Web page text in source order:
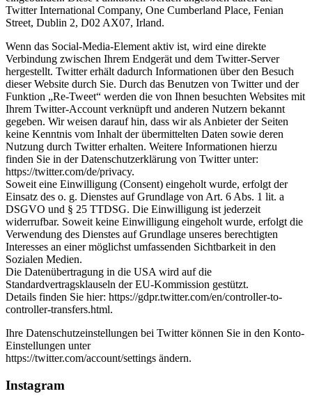
Twitter International Company, One Cumberland Place, Fenian
Street, Dublin 2, D02 AX07, Irland.
Wenn das Social-Media-Element aktiv ist, wird eine direkte
Verbindung zwischen Ihrem Endgerät und dem Twitter-Server
hergestellt. Twitter erhält dadurch Informationen über den Besuch
dieser Website durch Sie. Durch das Benutzen von Twitter und der
Funktion „Re-Tweet“ werden die von Ihnen besuchten Websites mit
Ihrem Twitter-Account verknüpft und anderen Nutzern bekannt
gegeben. Wir weisen darauf hin, dass wir als Anbieter der Seiten
keine Kenntnis vom Inhalt der übermittelten Daten sowie deren
Nutzung durch Twitter erhalten. Weitere Informationen hierzu
finden Sie in der Datenschutzerklärung von Twitter unter:
https://twitter.com/de/privacy.
Soweit eine Einwilligung (Consent) eingeholt wurde, erfolgt der
Einsatz des o. g. Dienstes auf Grundlage von Art. 6 Abs. 1 lit. a
DSGVO und § 25 TTDSG. Die Einwilligung ist jederzeit
widerrufbar. Soweit keine Einwilligung eingeholt wurde, erfolgt die
Verwendung des Dienstes auf Grundlage unseres berechtigten
Interesses an einer möglichst umfassenden Sichtbarkeit in den
Sozialen Medien.
Die Datenübertragung in die USA wird auf die
Standardvertragsklauseln der EU-Kommission gestützt.
Details finden Sie hier: https://gdpr.twitter.com/en/controller-to-
controller-transfers.html.
Ihre Datenschutzeinstellungen bei Twitter können Sie in den Konto-
Einstellungen unter
https://twitter.com/account/settings ändern.
Instagram